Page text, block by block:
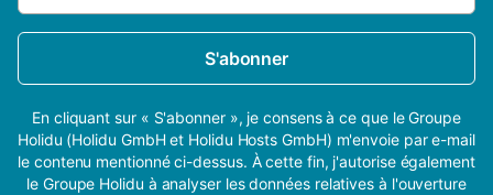
S'abonner
En cliquant sur « S'abonner », je consens à ce que le Groupe
Holidu (Holidu GmbH et Holidu Hosts GmbH) m'envoie par e-mail
le contenu mentionné ci-dessus. À cette fin, j'autorise également
le Groupe Holidu à analyser les données relatives à l'ouverture